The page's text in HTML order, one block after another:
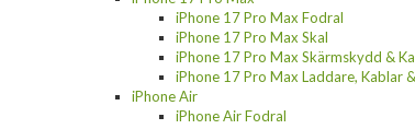
iPhone 17 Pro Max Fodral
iPhone 17 Pro Max Skal
iPhone 17 Pro Max Skärmskydd &
iPhone 17 Pro Max Laddare, Kablar
iPhone Air
iPhone Air Fodral